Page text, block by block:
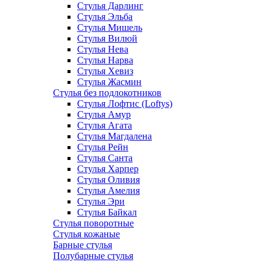
Стулья Дарлинг
Стулья Эльба
Стулья Мишель
Стулья Вилюй
Стулья Нева
Стулья Нарва
Стулья Хевиз
Стулья Жасмин
Стулья без подлокотников
Стулья Лофтис (Loftys)
Стулья Амур
Стулья Агата
Стулья Магдалена
Стулья Рейн
Стулья Санта
Стулья Харпер
Стулья Оливия
Стулья Амелия
Стулья Эри
Стулья Байкал
Стулья поворотные
Стулья кожаные
Барные стулья
Полубарные стулья